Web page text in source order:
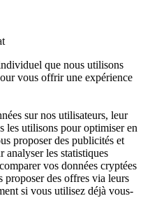
que nous utilisons
vous offrir une expérience
sur nos utilisateurs, leur
les utilisons pour optimiser en
proposer des publicités et
analyser les statistiques
vos données cryptées
proposer des offres via leurs
si vous utilisez déjà vous-